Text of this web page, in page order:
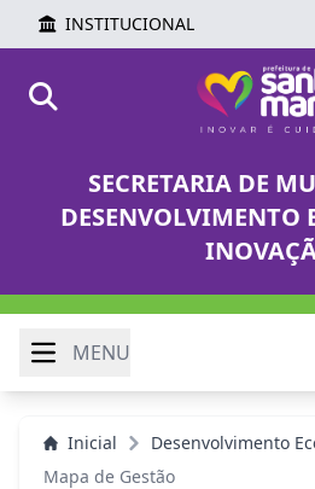
INSTITUCIONAL
SECRETARIA DE
DESENVOLVIMENTO
MENU
Inicial
Desenvolvimento
Mapa de Gestão